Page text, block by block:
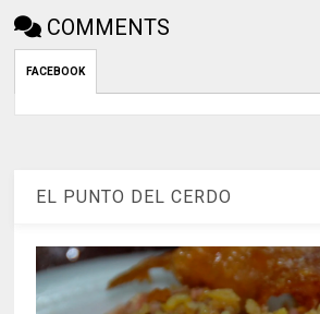
COMMENTS
FACEBOOK
EL PUNTO DEL CERDO